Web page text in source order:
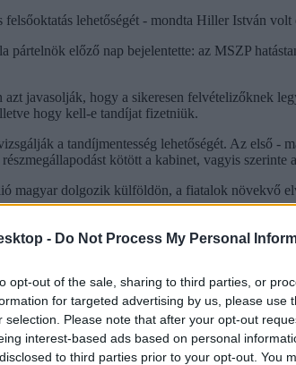
- Do Not Process My Personal
opt-out of the sale, sharing to third parties, or
for targeted advertising by us, please use
selection. Please note that after your opt-out
interest-based ads based on personal
to third parties prior to your opt-out. You
lehetőségét - mondta Hiller István
előző nap bejelentette: az MSZP
javasolják, hogy a sikeresen felvételizőknek
hogy kell-e tandíjat fizetniük.
a tandíjmentesség lehetőségét. Az első
kötött a kabinet, vagyis szerinte
magyar dolgozik külföldön, a fiatalok növekvő
válság miatt változtattak a felsőoktatás-
jóval több aláírást gyűjtöttek össze erről
megszűnik a fizetési kötelezettség a
kell tandíjat fizetni, de ott sem
is oktatási miniszter volt - azt mondta, a